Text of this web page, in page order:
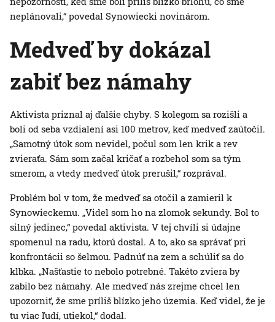
neplánovali,“ povedal Synowiecki novinárom.
Medveď by dokázal
zabiť bez námahy
Aktivista priznal aj ďalšie chyby. S kolegom sa rozišli a
boli od seba vzdialení asi 100 metrov, keď medveď zaútočil.
„Samotný útok som nevidel, počul som len krik a rev
zvieraťa. Sám som začal kričať a rozbehol som sa tým
smerom, a vtedy medveď útok prerušil,“ rozprával.
Problém bol v tom, že medveď sa otočil a zamieril k
Synowieckemu. „Videl som ho na zlomok sekundy. Bol to
silný jedinec,“ povedal aktivista. V tej chvíli si údajne
spomenul na radu, ktorú dostal. A to, ako sa správať pri
konfrontácii so šelmou. Padnúť na zem a schúliť sa do
klbka. „Našťastie to nebolo potrebné. Takéto zviera by
zabilo bez námahy. Ale medveď nás zrejme chcel len
upozorniť, že sme príliš blízko jeho územia. Keď videl, že je
tu viac ľudí, utiekol,“ dodal.